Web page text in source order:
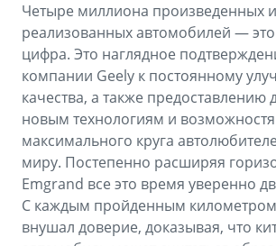
Четыре миллиона произведенных и
реализованных автомобилей —
цифра. Это наглядное
компании Geely к постоянному
качества, а также предоставлению
новым технологиям и
максимального круга
миру. Постепенно расширяя
Emgrand все это время уверенно
С каждым пройденным
внушал доверие, доказывая, что